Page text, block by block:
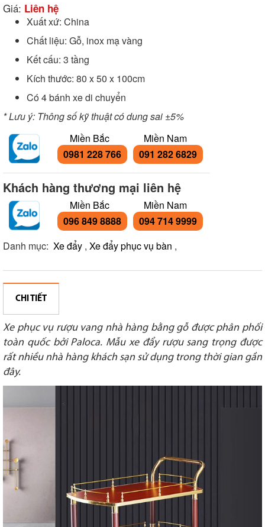
Giá: Liên hệ
Xuất xứ: China
Chất liệu: Gỗ, inox mạ vàng
Kết cấu: 3 tầng
Kích thước: 80 x 50 x 100cm
Có 4 bánh xe di chuyển
* Lưu ý: Thông số kỹ thuật có dung sai ±5%
Miền Bắc
0981 228 766
Miền Nam
091 282 6829
Khách hàng thương mại liên hệ
Miền Bắc
096 849 8888
Miền Nam
094 714 9999
Danh mục: Xe đẩy , Xe đẩy phục vụ bàn ,
CHI TIẾT
Xe phục vụ rượu vang nhà hàng bằng gỗ được phân phối
toàn quốc bởi Paloca. Mẫu xe đẩy rượu sang trọng được
rất nhiều nhà hàng khách sạn sử dụng trong thời gian gần
đây.